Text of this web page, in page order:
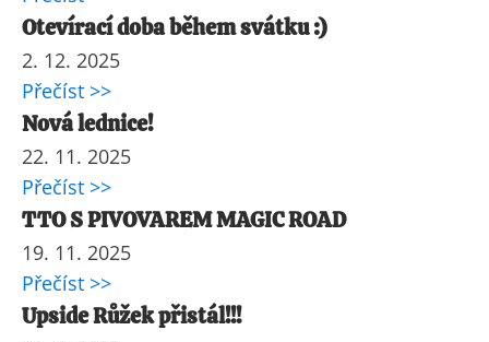
Otevírací doba během svátku :)
2. 12. 2025
Přečíst >>
Nová lednice!
22. 11. 2025
Přečíst >>
TTO S PIVOVAREM MAGIC ROAD
19. 11. 2025
Přečíst >>
Upside Růžek přistál!!!